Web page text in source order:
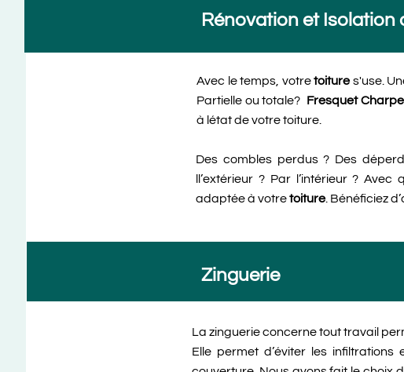
Rénovation et Isolation
Avec le temps, votretoitures'use.
Partielle ou totale? Fresquet
à létat de votre toiture.
Des combles perdus ? Des
ll’extérieur ? Par l’intérieur ? Avec
adaptée à votretoiture. Bénéficiez
Zinguerie
La zinguerie concerne tout travail
Elle permet d’éviter les